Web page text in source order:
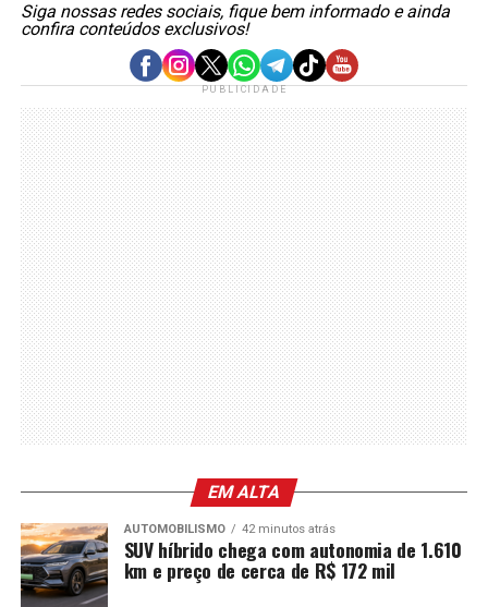
Siga nossas redes sociais, fique bem informado e ainda
confira conteúdos exclusivos!
PUBLICIDADE
EM ALTA
AUTOMOBILISMO 42 minutos atrás
SUV híbrido chega com autonomia de 1.610
km e preço de cerca de R$ 172 mil